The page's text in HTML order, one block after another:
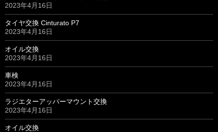
2023年4月16日
タイヤ交換 Cinturato P7
2023年4月16日
オイル交換
2023年4月16日
車検
2023年4月16日
ラジエターアッパーマウント交換
2023年4月16日
オイル交換